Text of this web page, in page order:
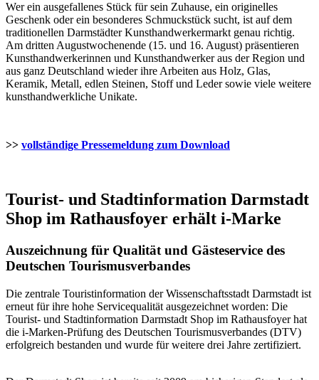
Wer ein ausgefallenes Stück für sein Zuhause, ein originelles
Geschenk oder ein besonderes Schmuckstück sucht, ist auf dem
traditionellen Darmstädter Kunsthandwerkermarkt genau richtig.
Am dritten Augustwochenende (15. und 16. August) präsentieren
Kunsthandwerkerinnen und Kunsthandwerker aus der Region und
aus ganz Deutschland wieder ihre Arbeiten aus Holz, Glas,
Keramik, Metall, edlen Steinen, Stoff und Leder sowie viele weitere
kunsthandwerkliche Unikate.
>> vollständige Pressemeldung zum Download
Tourist- und Stadtinformation Darmstadt
Shop im Rathausfoyer erhält i-Marke
Auszeichnung für Qualität und Gästeservice des
Deutschen Tourismusverbandes
Die zentrale Touristinformation der Wissenschaftsstadt Darmstadt ist
erneut für ihre hohe Servicequalität ausgezeichnet worden: Die
Tourist- und Stadtinformation Darmstadt Shop im Rathausfoyer hat
die i-Marken-Prüfung des Deutschen Tourismusverbandes (DTV)
erfolgreich bestanden und wurde für weitere drei Jahre zertifiziert.